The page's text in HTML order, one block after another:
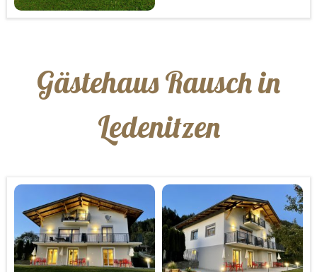
Gästehaus Rausch in
Ledenitzen